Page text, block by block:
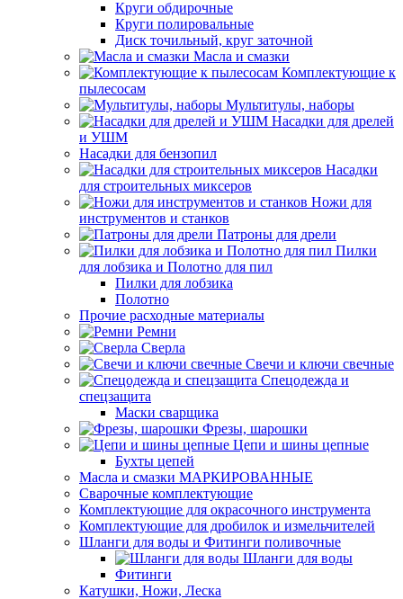
Круги обдирочные
Круги полировальные
Диск точильный, круг заточной
Масла и смазки
Комплектующие к
пылесосам
Мультитулы, наборы
Насадки для дрелей
и УШМ
Насадки для бензопил
Насадки
для строительных миксеров
Ножи для
инструментов и станков
Патроны для дрели
Пилки
для лобзика и Полотно для пил
Пилки для лобзика
Полотно
Прочие расходные материалы
Ремни
Сверла
Свечи и ключи свечные
Спецодежда и
спецзащита
Маски сварщика
Фрезы, шарошки
Цепи и шины цепные
Бухты цепей
Масла и смазки МАРКИРОВАННЫЕ
Сварочные комплектующие
Комплектующие для окрасочного инструмента
Комплектующие для дробилок и измельчителей
Шланги для воды и Фитинги поливочные
Шланги для воды
Фитинги
Катушки, Ножи, Леска